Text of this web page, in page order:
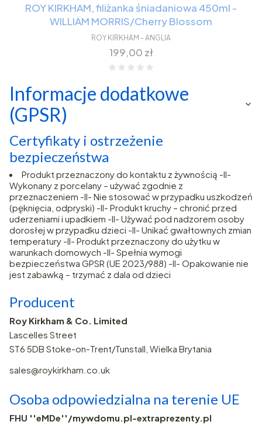
ROY KIRKHAM, filiżanka śniadaniowa 450ml -
WILLIAM MORRIS/Cherry Blossom
ROY KIRKHAM - ANGLIA
Cena
199,00 zł
Informacje dodatkowe
(GPSR)
Certyfikaty i ostrzeżenie
bezpieczeństwa
Produkt przeznaczony do kontaktu z żywnością -II-
Wykonany z porcelany – używać zgodnie z
przeznaczeniem -II- Nie stosować w przypadku uszkodzeń
(pęknięcia, odpryski) -II- Produkt kruchy – chronić przed
uderzeniami i upadkiem -II- Używać pod nadzorem osoby
dorosłej w przypadku dzieci -II- Unikać gwałtownych zmian
temperatury -II- Produkt przeznaczony do użytku w
warunkach domowych -II- Spełnia wymogi
bezpieczeństwa GPSR (UE 2023/988) -II- Opakowanie nie
jest zabawką – trzymać z dala od dzieci
Producent
Roy Kirkham & Co. Limited
Lascelles Street
ST6 5DB Stoke-on-Trent/Tunstall, Wielka Brytania
sales@roykirkham.co.uk
Osoba odpowiedzialna na terenie UE
FHU ''eMDe''/mywdomu.pl-extraprezenty.pl